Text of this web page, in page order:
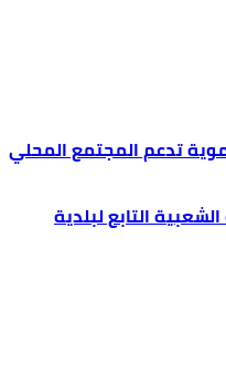
تدعم المجتمع المحلي
التابع لبلدية